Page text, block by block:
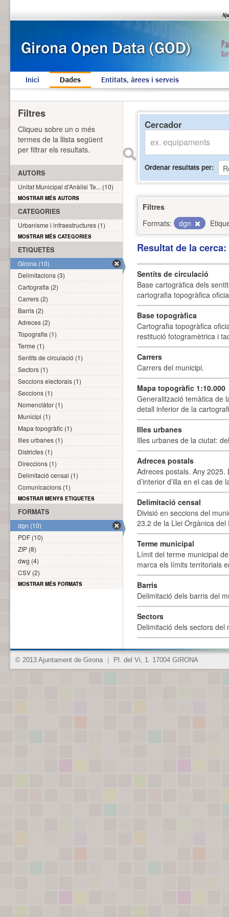
Inici Dades Entitats, àrees i serveis
Cercador
Ordenar resultats per
Filtres
Formats:
dgn
Resultat de la
Sentits de circulació
Base cartogràfica dels
cartografia topogràfica
Base topogràfica
Cartografia topogràfica
restitució fotogramètrica i
Carrers
Carrers del municipi.
Mapa topogràfic 1:10.000
Generalització temàtica de
detall inferior de la
Illes urbanes
Illes urbanes de la ciutat:
Adreces postals
Adreces postals. Any 2025.
d’interior d’illa en el cas
Delimitació censal
Divisió en seccions del
23.2 de la Llei Orgànica
Terme municipal
Límit del terme municipal
marca els límits territorials
Barris
Delimitació dels barris del
Sectors
Delimitació dels sectors del
Filtres
Cliqueu sobre un o més
termes de la llista següent
per filtrar els resultats.
AUTORS
Unitat Municipal d'Anàlisi Te... (10)
MOSTRAR MÉS AUTORS
CATEGORIES
Urbanisme i infraestructures (1)
MOSTRAR MÉS CATEGORIES
ETIQUETES
Girona (10)
Delimitacions (3)
Cartografia (2)
Carrers (2)
Barris (2)
Adreces (2)
Topografia (1)
Terme (1)
Sentits de circulació (1)
Sectors (1)
Seccions electorals (1)
Seccions (1)
Nomenclàtor (1)
Municipi (1)
Mapa topogràfic (1)
Illes urbanes (1)
Districtes (1)
Direccions (1)
Delimitació censal (1)
Comunicacions (1)
MOSTRAR MENYS ETIQUETES
FORMATS
dgn (10)
PDF (10)
ZIP (8)
dwg (4)
CSV (2)
MOSTRAR MÉS FORMATS
© 2013 Ajuntament de Girona Pl. del Vi, 1. 17004 GIRONA